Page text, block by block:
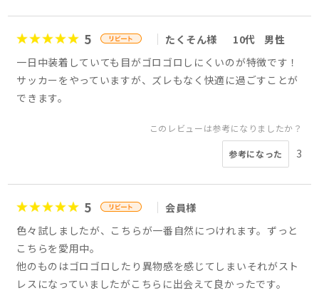
5 たくそん様 10代
男性
一日中装着していても目がゴロゴロしにくいのが特徴です！
サッカーをやっていますが、ズレもなく快適に過ごすことが
できます。
このレビューは参考になりましたか？
参考になった 3
5
会員様
色々試しましたが、こちらが一番自然につけれます。ずっと
こちらを愛用中。
他のものはゴロゴロしたり異物感を感じてしまいそれがスト
レスになっていましたがこちらに出会えて良かったです。